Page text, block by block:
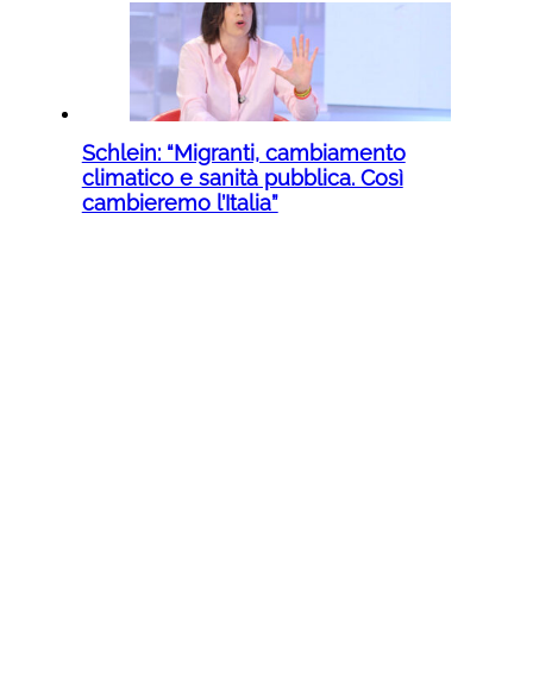
Schlein: “Migranti, cambiamento
climatico e sanità pubblica. Così
cambieremo l’Italia”